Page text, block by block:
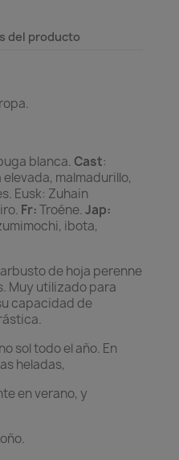
del producto
blanca. Cast:
malmadurillo,
Eusk: Zuhain
Fr:Troéne.Jap:
ibota,
de hoja perenne
Muy utilizado para
capacidad de
sol todo el año. En
heladas,
en verano, y